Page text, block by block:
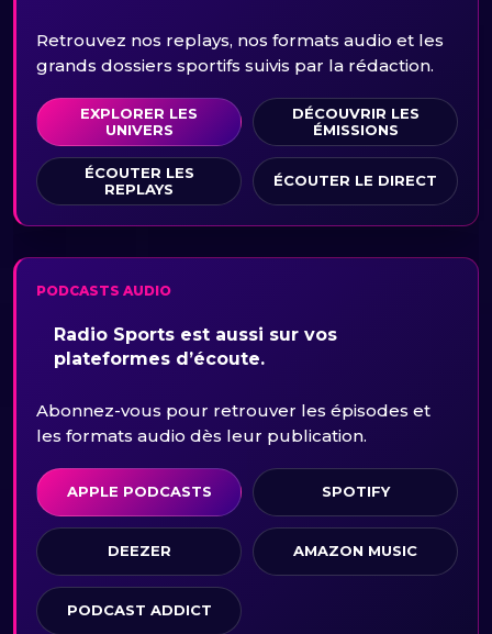
Retrouvez nos replays, nos formats audio et les
grands dossiers sportifs suivis par la rédaction.
EXPLORER LES
UNIVERS
DÉCOUVRIR LES
ÉMISSIONS
ÉCOUTER LES
REPLAYS
ÉCOUTER LE DIRECT
PODCASTS AUDIO
Radio Sports est aussi sur vos
plateformes d’écoute.
Abonnez-vous pour retrouver les épisodes et
les formats audio dès leur publication.
APPLE PODCASTS SPOTIFY
DEEZER AMAZON MUSIC
PODCAST ADDICT